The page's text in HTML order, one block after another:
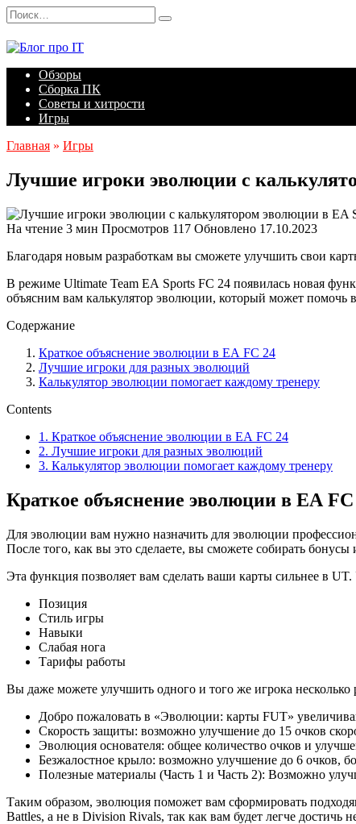
Перейти
к
содержанию
Search
for:
Обзоры
Сборка ПК
Советы и хитрости
Игры
Главная » Игры
Лучшие игроки эволюции с
На чтение 3 мин Просмотров 117 Обновлено 17.10.2023
Благодаря новым разработкам вы сможете улучшить свои
В режиме Ultimate Team EA Sports FC 24 появилась новая
объясним вам калькулятор эволюции, который может помочь
Содержание
Краткое объяснение эволюции в EA FC 24
Лучшие игроки для разных эволюций
Калькулятор эволюции помогает каждому тренеру
Contents
1. Краткое объяснение эволюции в EA FC 24
2. Лучшие игроки для разных эволюций
3. Калькулятор эволюции помогает каждому тренеру
Краткое объяснение эволюции в EA FC
Для эволюции вам нужно назначить для эволюции
После того, как вы это сделаете, вы сможете собирать
Эта функция позволяет вам сделать ваши карты сильнее в
Позиция
Стиль игры
Навыки
Слабая нога
Тарифы работы
Вы даже можете улучшить одного и того же игрока
Добро пожаловать в «Эволюции: карты FUT»
Скорость защиты: возможно улучшение до 15 очков
Эволюция основателя: общее количество очков и
Безжалостное крыло: возможно улучшение до 6 очков,
Полезные материалы (Часть 1 и Часть 2): Возможно
Таким образом, эволюция поможет вам сформировать
Battles, а не в Division Rivals, так как вам будет легче достичь